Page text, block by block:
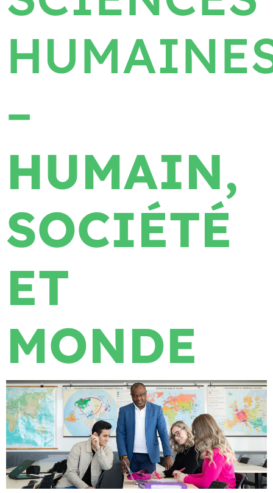
–
HUMAIN,
SOCIÉTÉ
ET
MONDE